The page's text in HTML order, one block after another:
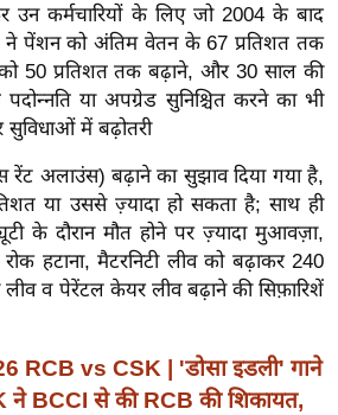
उन कर्मचारियों के लिए जो 2004 के बाद
ने पेंशन को अंतिम वेतन के 67 प्रतिशत तक
को 50 प्रतिशत तक बढ़ाने, और 30 साल की
या अपग्रेड सुनिश्चित करने का भी
सुविधाओं में बढ़ोतरी
रेंट अलाउंस) बढ़ाने का सुझाव दिया गया है,
या उससे ज़्यादा हो सकता है; साथ ही
के दौरान मौत होने पर ज़्यादा मुआवज़ा,
हटाना, मैटरनिटी लीव को बढ़ाकर 240
लीव व पेरेंटल केयर लीव बढ़ाने की सिफ़ारिशें
RCB vs CSK | 'डोसा इडली' गाने
ने BCCI से की RCB की शिकायत,